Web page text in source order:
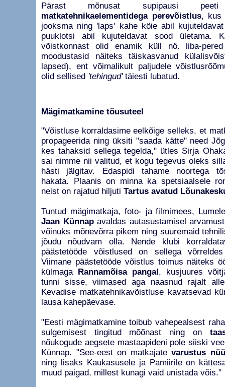
Pärast mõnusat supipausi
matkatehnikaelementidega perevõistlus,
jooksma ning 'laps' kahe köie abil
puuklotsi abil kujuteldavat sood ületama.
võistkonnast olid enamik küll nö. liba-
moodustasid näiteks täiskasvanud
lapsed), ent võimalikult paljudele
olid sellised 'tehingud'täiesti lubatud.
Mägimatkamine tõusuteel
"Võistluse korraldasime eelkõige selleks, et
propageerida ning üksiti "saada kätte" need
kes tahaksid sellega tegelda," ütles Sirja
sai nimme nii valitud, et kogu tegevus oleks
hästi jälgitav. Edaspidi tahame noortega
hakata. Plaanis on minna ka spetsiaalsele
neist on rajatud hiljuti Tartus avatud
Tuntud mägimatkaja, foto- ja filmimees,
Jaan Künnapavaldas autasustamisel
võinuks mõnevõrra pikem ning suuremaid
jõudu nõudvam olla. Nende klubi
päästetööde võistlused on sellega
Viimane päästetööde võistlus toimus näiteks
külmaga Rannamõisa pangal, kusjuures
tunni sisse, viimased aga naasnud rajalt
Kevadise matkatehnikavõistluse kavatsevad
lausa kahepäevase.
"Eesti mägimatkamine toibub vahepealsest
sulgemisest tingitud mõõnast ning on
nõukogude aegsete mastaapideni pole siiski
Künnap. "See-eest on matkajate varustus
ning lisaks Kaukasusele ja Pamiirile on
muud paigad, millest kunagi vaid unistada võis."